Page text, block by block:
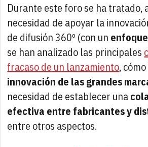
Durante este foro se ha tratado,
necesidad de apoyar la
de difusión 360º (con un
se han analizado las principales
fracaso de un lanzamiento,
innovación de las grandes
necesidad de establecer una
efectiva entre fabricantes y
entre otros aspectos.